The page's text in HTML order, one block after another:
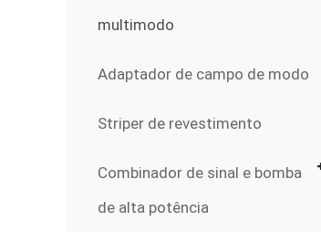
multimodo
Adaptador de campo de modo
Striper de revestimento
Combinador de sinal e bomba
de alta potência